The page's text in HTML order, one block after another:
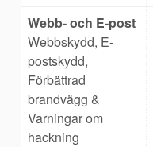
Webb- och E-post
Webbskydd, E-
postskydd,
Förbättrad
brandvägg &
Varningar om
hackning